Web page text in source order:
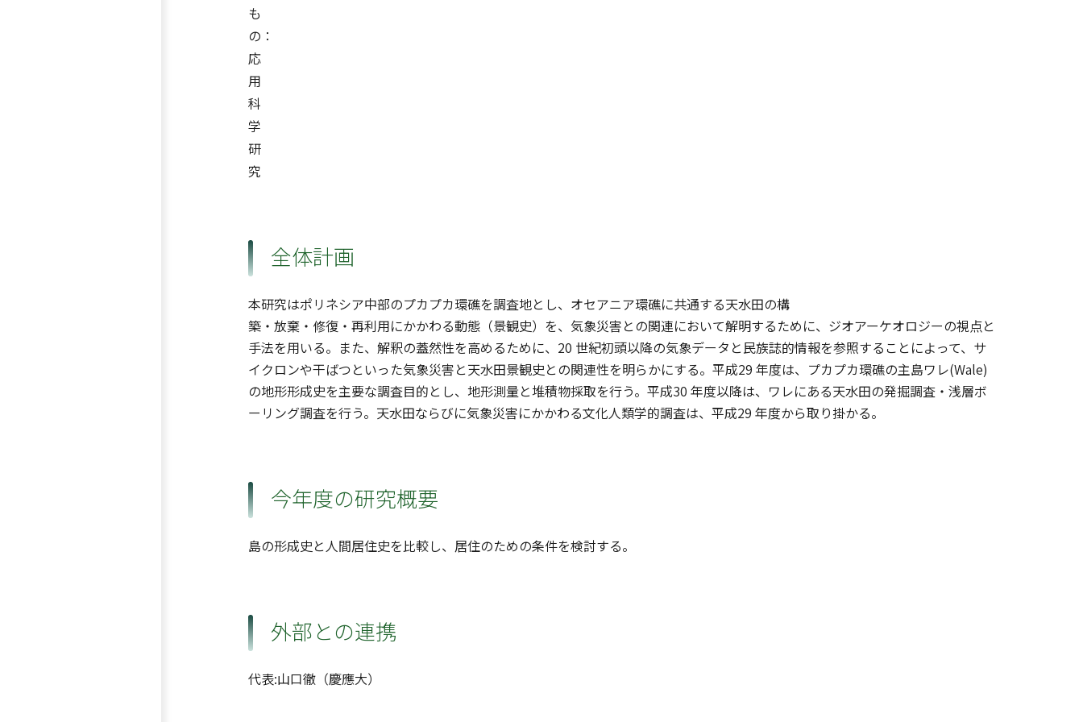
も
の：
応
用
科
学
研
究
全体計画
本研究はポリネシア中部のプカプカ環礁を調査地とし、オセアニア環礁に共通する天水田の構
築・放棄・修復・再利用にかかわる動態（景観史）を、気象災害との関連において解明するために、ジオアーケオロジーの視点と
手法を用いる。また、解釈の蓋然性を高めるために、20 世紀初頭以降の気象データと民族誌的情報を参照することによって、サ
イクロンや干ばつといった気象災害と天水田景観史との関連性を明らかにする。平成29 年度は、プカプカ環礁の主島ワレ(Wale)
の地形形成史を主要な調査目的とし、地形測量と堆積物採取を行う。平成30 年度以降は、ワレにある天水田の発掘調査・浅層ボ
ーリング調査を行う。天水田ならびに気象災害にかかわる文化人類学的調査は、平成29 年度から取り掛かる。
今年度の研究概要
島の形成史と人間居住史を比較し、居住のための条件を検討する。
外部との連携
代表:山口徹（慶應大）